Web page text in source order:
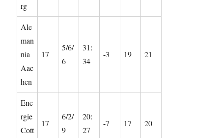
rg
Ale
man
nia
Aac
hen
17
5/6/
6
31:
34
-3 19 21
Ene
rgie
Cott
17
6/2/
9
20:
27
-7 17 20